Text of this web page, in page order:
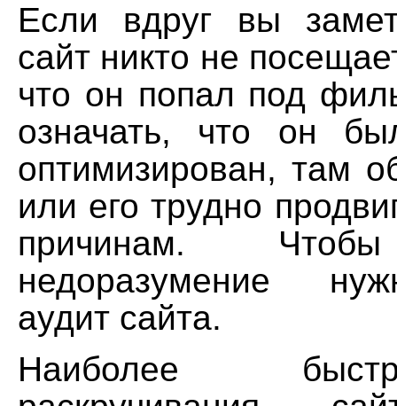
Если вдруг вы
сайт никто не
что он попал под
означать, что он
оптимизирован, там
или его трудно
причинам.
недоразумение
аудит сайта.
Наиболее